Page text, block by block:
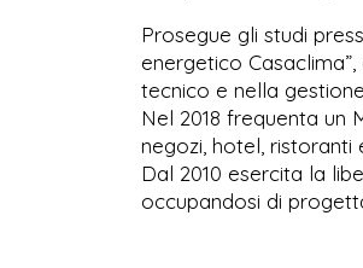
Prosegue gli studi
energetico
tecnico e nella
Nel 2018 frequenta un
negozi, hotel, ristoranti
Dal 2010 esercita la
occupandosi di